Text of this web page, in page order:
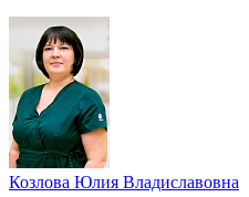
Козлова Юлия Владиславовна